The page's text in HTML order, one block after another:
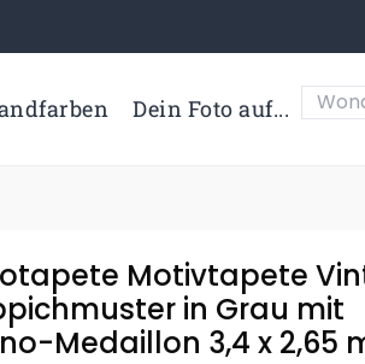
Dein Foto auf...
Motivtapete
in Grau mit
Medaillon 3,4 x 2,65